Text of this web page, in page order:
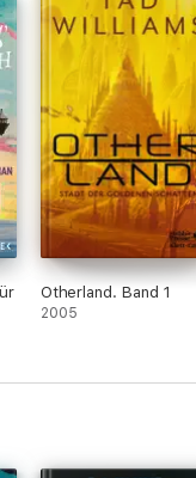
Otherland. Band 1
2005